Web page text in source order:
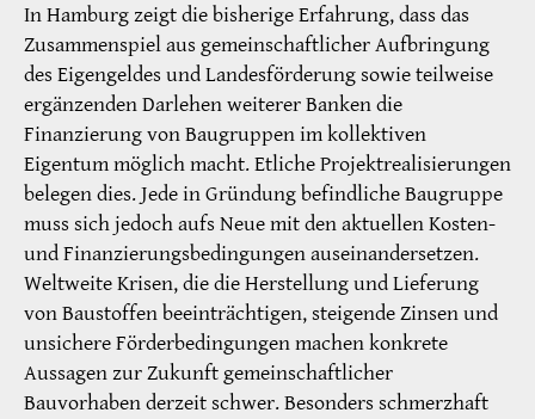
In Hamburg zeigt die bisherige Erfahrung, dass das
Zusammenspiel aus gemeinschaftlicher Aufbringung
des Eigengeldes und Landesförderung sowie teilweise
ergänzenden Darlehen weiterer Banken die
Finanzierung von Baugruppen im kollektiven
Eigentum möglich macht. Etliche Projektrealisierungen
belegen dies. Jede in Gründung befindliche Baugruppe
muss sich jedoch aufs Neue mit den aktuellen Kosten-
und Finanzierungsbedingungen auseinandersetzen.
Weltweite Krisen, die die Herstellung und Lieferung
von Baustoffen beeinträchtigen, steigende Zinsen und
unsichere Förderbedingungen machen konkrete
Aussagen zur Zukunft gemeinschaftlicher
Bauvorhaben derzeit schwer. Besonders schmerzhaft